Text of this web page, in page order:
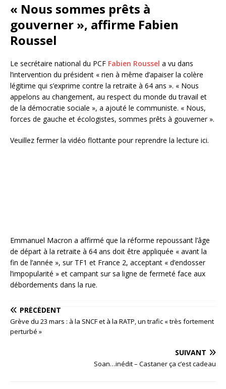
« Nous sommes prêts à
gouverner », affirme Fabien
Roussel
Le secrétaire national du PCF Fabien Roussel a vu dans
l’intervention du président « rien à même d’apaiser la colère
légitime qui s’exprime contre la retraite à 64 ans ». « Nous
appelons au changement, au respect du monde du travail et
de la démocratie sociale », a ajouté le communiste. « Nous,
forces de gauche et écologistes, sommes prêts à gouverner ».
Veuillez fermer la vidéo flottante pour reprendre la lecture ici.
Emmanuel Macron a affirmé que la réforme repoussant l’âge
de départ à la retraite à 64 ans doit être appliquée « avant la
fin de l’année », sur TF1 et France 2, acceptant « d’endosser
l’impopularité » et campant sur sa ligne de fermeté face aux
débordements dans la rue.
PRÉCÉDENT
Grève du 23 mars : à la SNCF et à la RATP, un trafic « très fortement
perturbé »
SUIVANT
Soan…inédit – Castaner ça c’est cadeau